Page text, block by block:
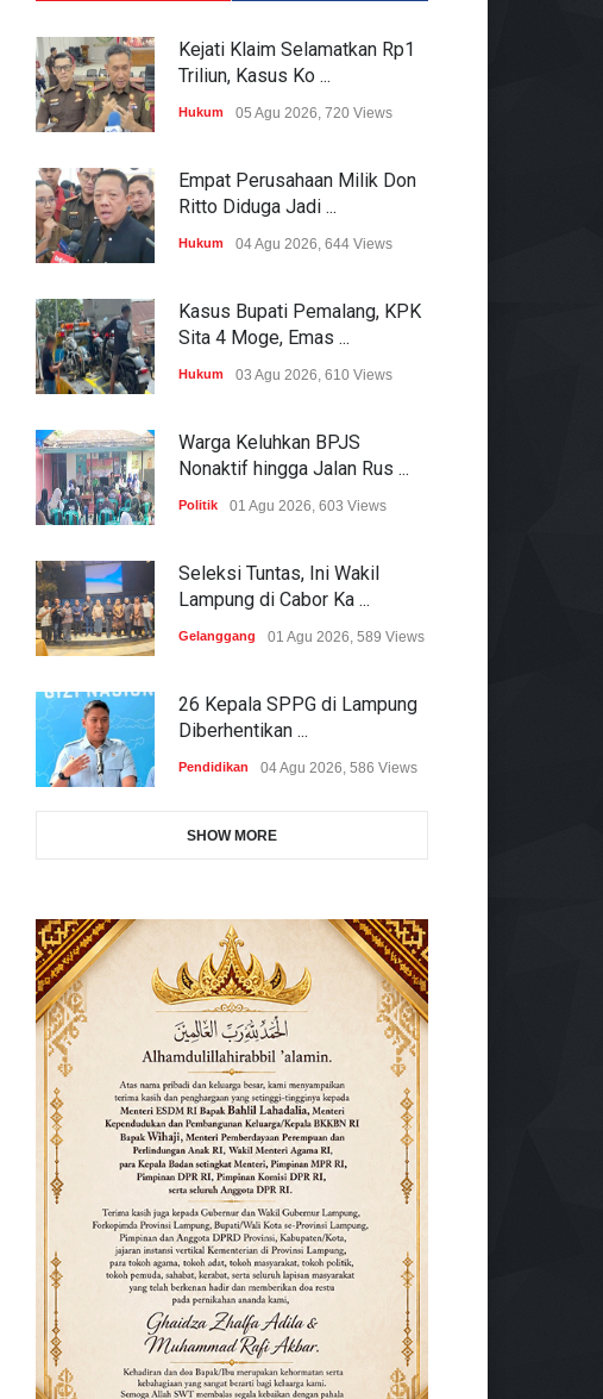
Kejati Klaim Selamatkan Rp1
Triliun, Kasus Ko ...
Hukum 05 Agu 2026, 720 Views
Empat Perusahaan Milik Don
Ritto Diduga Jadi ...
Hukum 04 Agu 2026, 644 Views
Kasus Bupati Pemalang, KPK
Sita 4 Moge, Emas ...
Hukum 03 Agu 2026, 610 Views
Warga Keluhkan BPJS
Nonaktif hingga Jalan Rus ...
Politik 01 Agu 2026, 603 Views
Seleksi Tuntas, Ini Wakil
Lampung di Cabor Ka ...
Gelanggang 01 Agu 2026, 589 Views
26 Kepala SPPG di Lampung
Diberhentikan ...
Pendidikan 04 Agu 2026, 586 Views
SHOW MORE